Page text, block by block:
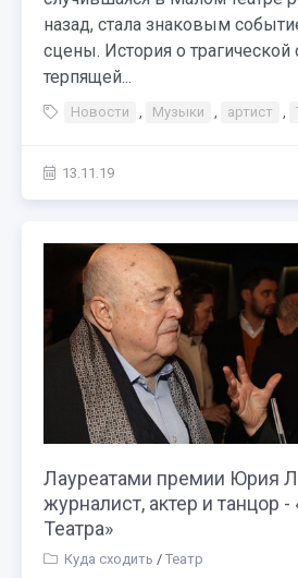
назад, стала знаковым
сцены. История о
терпящей...
Новости , Музыки , артист ,
13.11.19
Лауреатами премии Юрия
журналист, актер и танцор -
Театра»
Куда сходить / Театр